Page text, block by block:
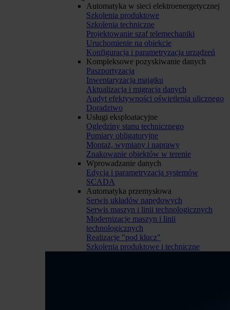
Automatyka w sieci elektroenergetycznej
Szkolenia produktowe
Szkolenia techniczne
Projektowanie szaf telemechaniki
Uruchomienie na obiekcie
Konfiguracja i parametryzacja urządzeń
Kompleksowe pozyskiwanie danych
Paszportyzacja
Inwentaryzacja majątku
Aktualizacja i migracja danych
Audyt efektywności oświetlenia ulicznego
Doradztwo
Usługi eksploatacyjne
Oględziny stanu technicznego
Pomiary obligatoryjne
Montaż, wymiany i naprawy
Znakowanie obiektów w terenie
Wprowadzanie danych
Edycja i parametryzacja systemów
SCADA
Automatyka przemysłowa
Serwis układów napędowych
Serwis maszyn i linii technologicznych
Modernizacje maszyn i linii
technologicznych
Realizacje "pod klucz"
Szkolenia produktowe i techniczne